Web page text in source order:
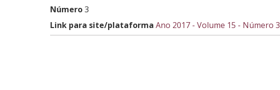
Número3
Link para site/plataforma Ano 2017 - Volume 15 - Número 3